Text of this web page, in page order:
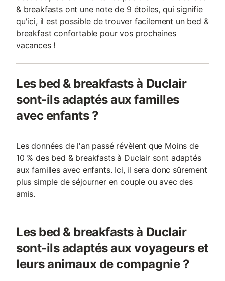
& breakfasts ont une note de 9 étoiles, qui signifie
qu'ici, il est possible de trouver facilement un bed &
breakfast confortable pour vos prochaines
vacances !
Les bed & breakfasts à Duclair
sont-ils adaptés aux familles
avec enfants ?
Les données de l'an passé révèlent que Moins de
10 % des bed & breakfasts à Duclair sont adaptés
aux familles avec enfants. Ici, il sera donc sûrement
plus simple de séjourner en couple ou avec des
amis.
Les bed & breakfasts à Duclair
sont-ils adaptés aux voyageurs et
leurs animaux de compagnie ?